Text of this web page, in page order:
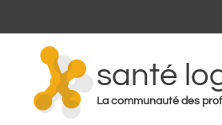
santé
La communauté des